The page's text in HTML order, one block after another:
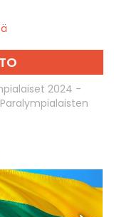
2024 -
Paralympialaisten